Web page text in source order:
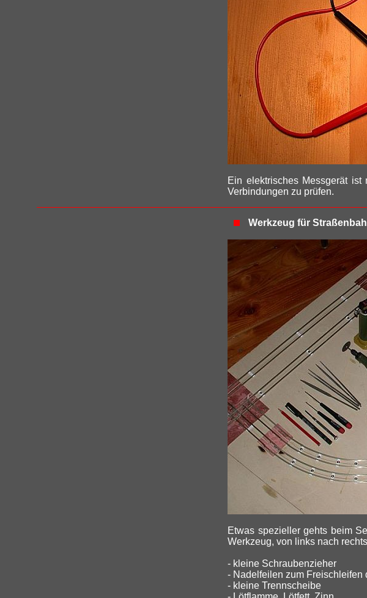
Ein elektrisches Messgerät
Verbindungen zu prüfen.
Werkzeug für
Etwas spezieller gehts beim
Werkzeug, von links nach
- kleine Schraubenzieher
- Nadelfeilen zum Freischleifen
- kleine Trennscheibe